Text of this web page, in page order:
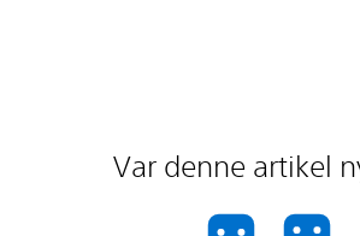
Var denne artikel